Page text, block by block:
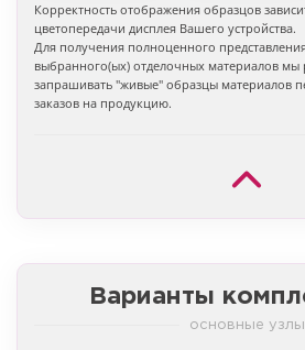
Корректность отображения образцов
цветопередачи дисплея Вашего устройства.
Для получения полноценного
выбранного(ых) отделочных материалов мы
запрашивать "живые" образцы материалов
заказов на продукцию.
Варианты
основные узлы